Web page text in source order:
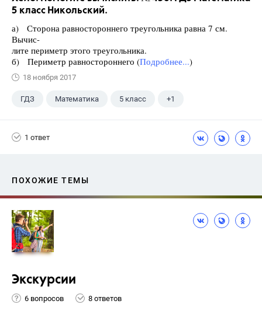
5 класс Никольский.
а) Сторона равностороннего треугольника равна 7 см.
Вычис-
лите периметр этого треугольника.
б) Периметр равностороннего (Подробнее...)
18 ноября 2017
ГДЗ Математика 5 класс +1
1 ответ
ПОХОЖИЕ ТЕМЫ
Экскурсии
6 вопросов 8 ответов